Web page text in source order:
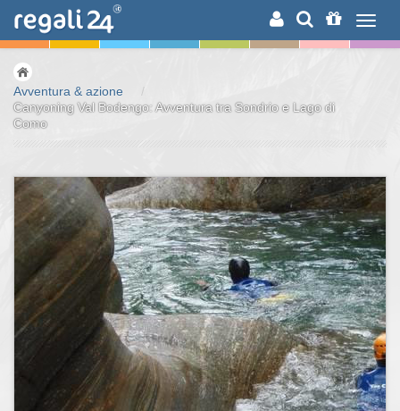
RICERCA
Avventura & azione
/
Canyoning Val Bodengo: Avventura tra Sondrio e Lago di
Como